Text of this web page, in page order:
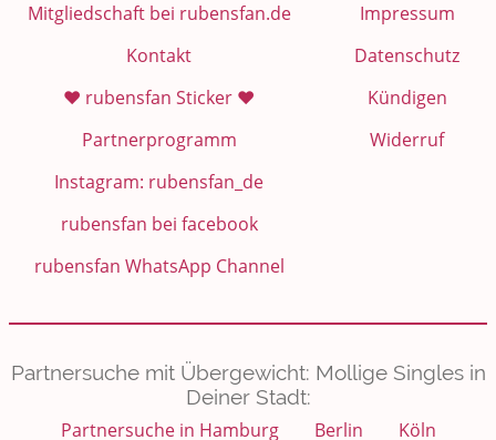
Mitgliedschaft bei rubensfan.de
Kontakt
❤️ rubensfan Sticker ❤️
Partnerprogramm
Instagram: rubensfan_de
rubensfan bei facebook
rubensfan WhatsApp Channel
Impressum
Datenschutz
Kündigen
Widerruf
Partnersuche mit Übergewicht: Mollige Singles in
Deiner Stadt:
Partnersuche in Hamburg
Berlin Köln